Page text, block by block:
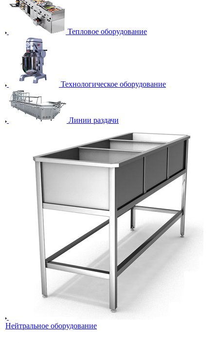
Тепловое оборудование
Технологическое оборудование
Линии раздачи
Нейтральное оборудование